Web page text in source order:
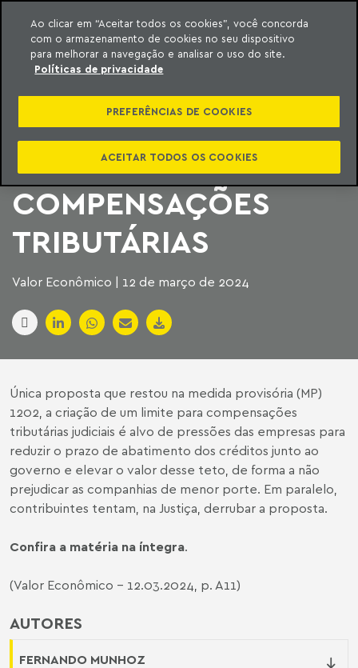
o conteúdo
Machado Meyer
EMPRESAS
PRESSIONAM
CONTRA LIMITE A
COMPENSAÇÕES
TRIBUTÁRIAS
Valor Econômico | 12 de março de 2024
AUTORES
FERNANDO MUNHOZ
Única proposta que restou na medida provisória (MP)
1202, a criação de um limite para compensações
tributárias judiciais é alvo de pressões das empresas para
reduzir o prazo de abatimento dos créditos junto ao
governo e elevar o valor desse teto, de forma a não
prejudicar as companhias de menor porte. Em paralelo,
contribuintes tentam, na Justiça, derrubar a proposta.
Confira a matéria na íntegra.
(Valor Econômico - 12.03.2024, p. A11)
Ao clicar em “Aceitar todos os cookies”, você concorda
com o armazenamento de cookies no seu dispositivo
para melhorar a navegação e analisar o uso do site.
Políticas de privacidade
PREFERÊNCIAS DE COOKIES
ACEITAR TODOS OS COOKIES